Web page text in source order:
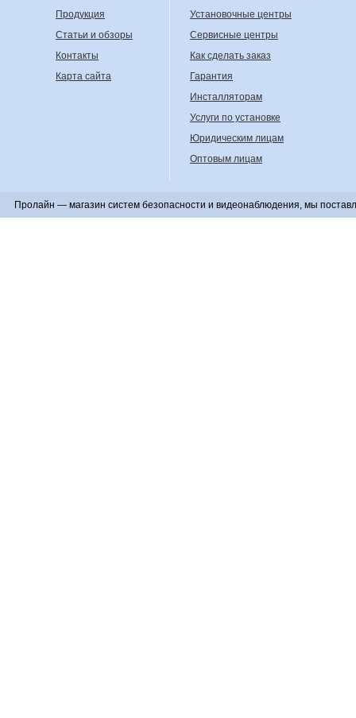
Продукция
Статьи и обзоры
Контакты
Карта сайта
Установочные центры
Сервисные центры
Как сделать заказ
Гарантия
Инсталляторам
Услуги по установке
Юридическим лицам
Оптовым лицам
Пролайн — магазин систем безопасности и видеонаблюдения, мы